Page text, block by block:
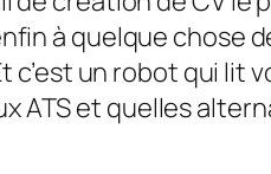
à quelque chose
c’est un robot qui lit
ATS et quelles